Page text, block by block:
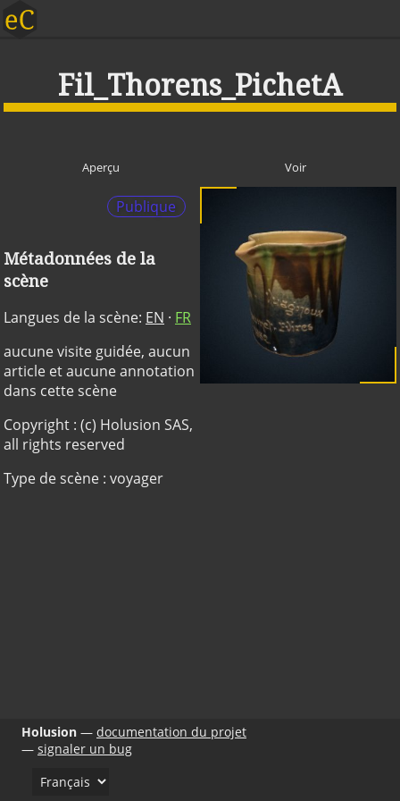
Fil_Thorens_PichetA
Aperçu Voir
Publique
Métadonnées de la
scène
Langues de la scène: EN · FR
aucune visite guidée, aucun
article et aucune annotation
dans cette scène
Copyright : (c) Holusion SAS,
all rights reserved
Type de scène : voyager
Holusion
documentation du projet
signaler un bug